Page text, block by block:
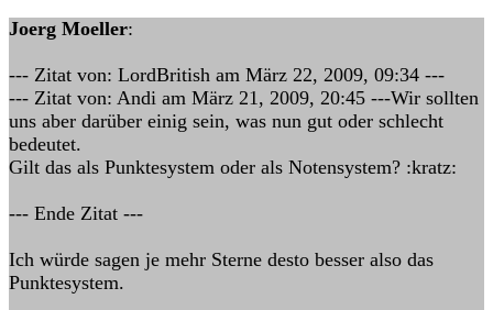
Joerg Moeller:
--- Zitat von: LordBritish am März 22, 2009, 09:34 ---
--- Zitat von: Andi am März 21, 2009, 20:45 ---Wir sollten
uns aber darüber einig sein, was nun gut oder schlecht
bedeutet.
Gilt das als Punktesystem oder als Notensystem? :kratz:
--- Ende Zitat ---
Ich würde sagen je mehr Sterne desto besser also das
Punktesystem.